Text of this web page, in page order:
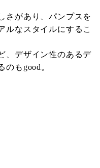
さがあり、パンプスを
ルなスタイルにするこ
、デザイン性のあるデ
もgood。